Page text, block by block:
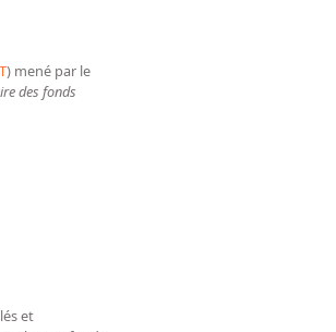
) mené par le
des fonds
et